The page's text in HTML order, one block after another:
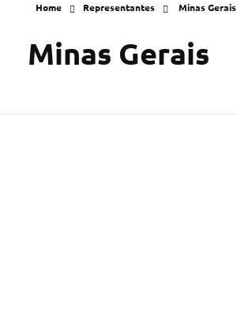
Home Representantes Minas Gerais
Minas Gerais